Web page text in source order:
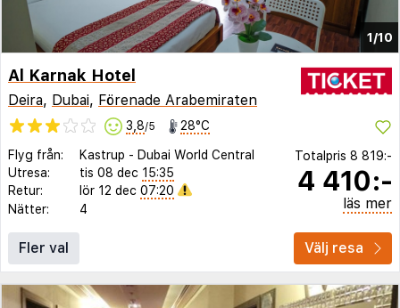
1/10
Al Karnak Hotel
Deira, Dubai, Förenade Arabemiraten
3,8/5 28°C
Flyg från: Kastrup - Dubai World Central
Utresa:
tis 08 dec 15:35
Retur:
lör 12 dec 07:20
Nätter:
4
Totalpris 8 819:-
4 410:-
läs mer
Fler val Välj resa